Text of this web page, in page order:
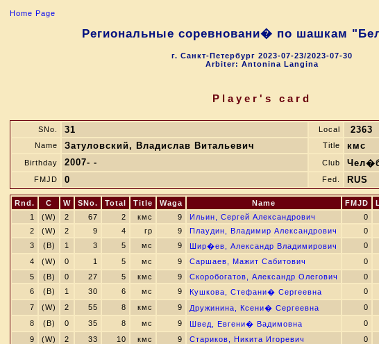
Home Page
Региональные соревновани� по шашкам
г. Санкт-Петербург 2023-07-23/2023-07-30
Arbiter: Antonina Langina
Player's card
SNo. 31 Local 2363
Name Затуловский, Владислав Витальевич Title кмс
Birthday 2007- - Club
FMJD 0 Fed. RUS
Rnd. C W SNo. Total Title Waga Name FMJD
1
(W) 2 67 2 кмс 9 Ильин, Сергей Александрович 0
2
(W) 2 9 4 гр 9 Плаудин, Владимир Александрович 0
3
(B) 1 3 5 мс 9 Шир�ев, Александр Владимирович 0
4
(W) 0 1 5 мс 9 Саршаев, Мажит Сабитович 0
5
(B) 0 27 5 кмс 9 Скоробогатов, Александр Олегович 0
6
(B) 1 30 6 мс 9 Кушкова, Стефани� Сергеевна 0
7
(W) 2 55 8 кмс 9 Дружинина, Ксени� Сергеевна 0
8
(B) 0 35 8 мс 9 Швед, Евгени� Вадимовна 0
9
(W) 2 33 10 кмс 9 Стариков, Никита Игоревич 0